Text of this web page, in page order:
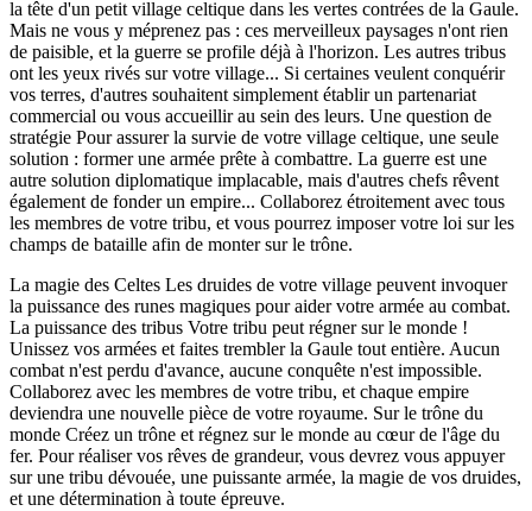
la tête d'un petit village celtique dans les vertes contrées de la Gaule.
Mais ne vous y méprenez pas : ces merveilleux paysages n'ont rien
de paisible, et la guerre se profile déjà à l'horizon. Les autres tribus
ont les yeux rivés sur votre village... Si certaines veulent conquérir
vos terres, d'autres souhaitent simplement établir un partenariat
commercial ou vous accueillir au sein des leurs. Une question de
stratégie Pour assurer la survie de votre village celtique, une seule
solution : former une armée prête à combattre. La guerre est une
autre solution diplomatique implacable, mais d'autres chefs rêvent
également de fonder un empire... Collaborez étroitement avec tous
les membres de votre tribu, et vous pourrez imposer votre loi sur les
champs de bataille afin de monter sur le trône.
La magie des Celtes Les druides de votre village peuvent invoquer
la puissance des runes magiques pour aider votre armée au combat.
La puissance des tribus Votre tribu peut régner sur le monde !
Unissez vos armées et faites trembler la Gaule tout entière. Aucun
combat n'est perdu d'avance, aucune conquête n'est impossible.
Collaborez avec les membres de votre tribu, et chaque empire
deviendra une nouvelle pièce de votre royaume. Sur le trône du
monde Créez un trône et régnez sur le monde au cœur de l'âge du
fer. Pour réaliser vos rêves de grandeur, vous devrez vous appuyer
sur une tribu dévouée, une puissante armée, la magie de vos druides,
et une détermination à toute épreuve.